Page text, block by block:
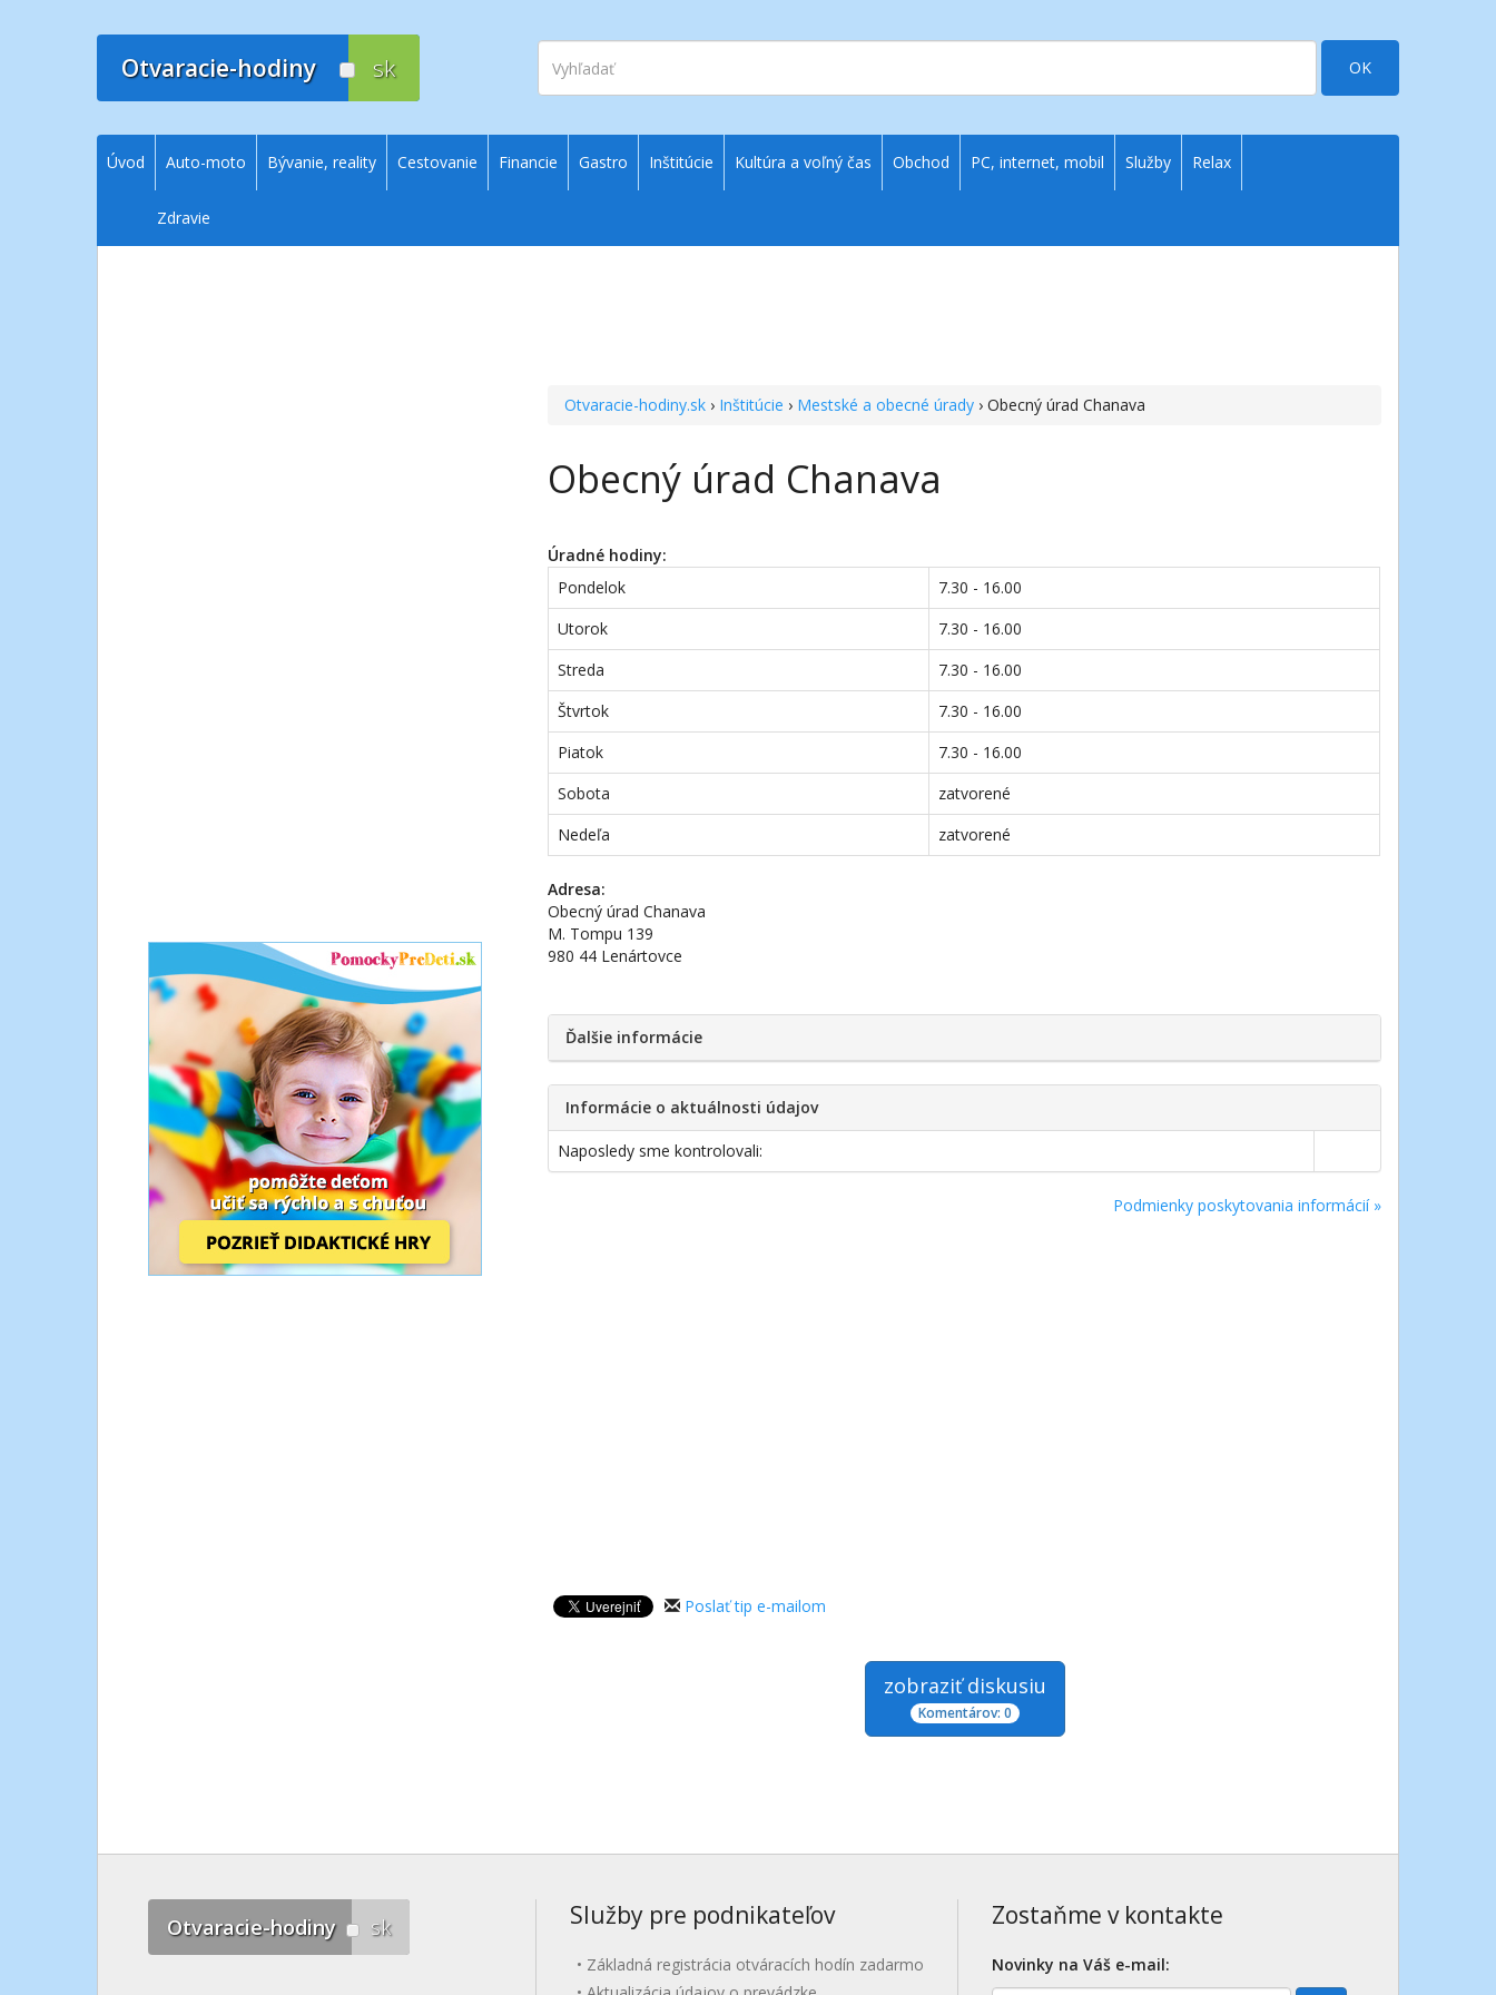
Otvaracie-hodiny sk
Vyhľadať
OK
Otvaracie-hodiny.sk › Inštitúcie › Mestské a obecné úrady › Obecný úrad Chanava
Obecný úrad Chanava
Úradné hodiny:
Pondelok
7.30 - 16.00
Utorok
7.30 - 16.00
Streda
7.30 - 16.00
Štvrtok
7.30 - 16.00
Piatok
7.30 - 16.00
Sobota
zatvorené
Nedeľa
zatvorené
Adresa:
Obecný úrad Chanava
M. Tompu 139
980 44 Lenártovce
Ďalšie informácie
Informácie o aktuálnosti údajov
Naposledy sme kontrolovali:
Podmienky poskytovania informácií »
Poslať tip e-mailom
zobraziť diskusiu
Komentárov: 0
Otvaracie-hodiny sk Služby pre podnikateľov
Základná registrácia otváracích hodín zadarmo
Zostaňme v kontakte
Novinky na Váš e-mail:
Úvod Auto-moto Bývanie, reality Cestovanie Financie Gastro Inštitúcie Kultúra a voľný čas Obchod PC, internet, mobil Služby Relax
Zdravie